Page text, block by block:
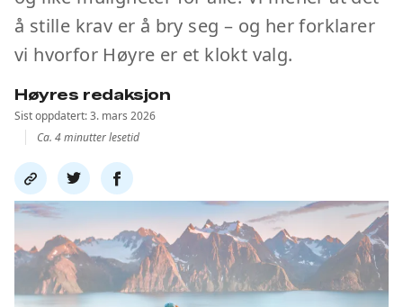
å stille krav er å bry seg – og her forklarer
vi hvorfor Høyre er et klokt valg.
Høyres redaksjon
Sist oppdatert: 3. mars 2026
Ca. 4 minutter lesetid
Del
link
Del
på
Del
på
facebook